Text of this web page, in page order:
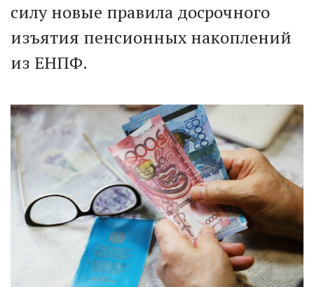
силу новые правила досрочного
изъятия пенсионных накоплений
из ЕНПФ.